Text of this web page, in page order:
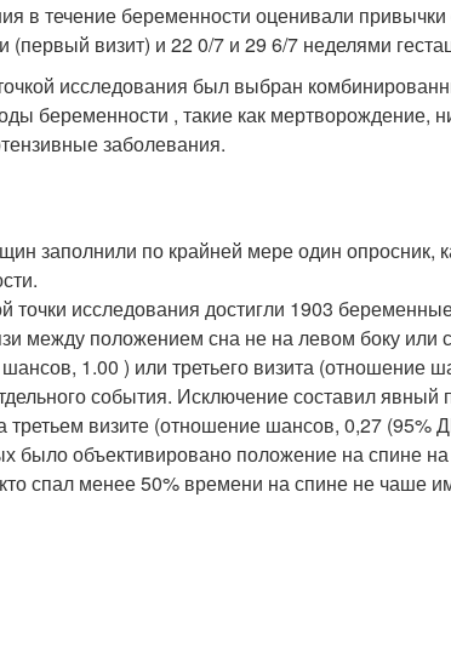
в течение беременности оценивали
(первый визит) и 22 0/7 и 29 6/7 неделями
исследования был выбран
беременности , такие как мертворождение,
заболевания.
заполнили по крайней мере один опросник,
точки исследования достигли 1903
между положением сна не на левом боку или
1.00 ) или третьего визита (отношение
события. Исключение составил
третьем визите (отношение шансов, 0,27 (95%
было объективировано положение на спине
спал менее 50% времени на спине не чаше